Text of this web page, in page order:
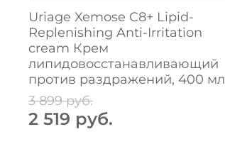
Uriage Xemose C8+ Lipid-
Replenishing Anti-Irritation
cream Крем
липидовосстанавливающий
против раздражений, 400 мл
3 899 руб.
2 519 руб.